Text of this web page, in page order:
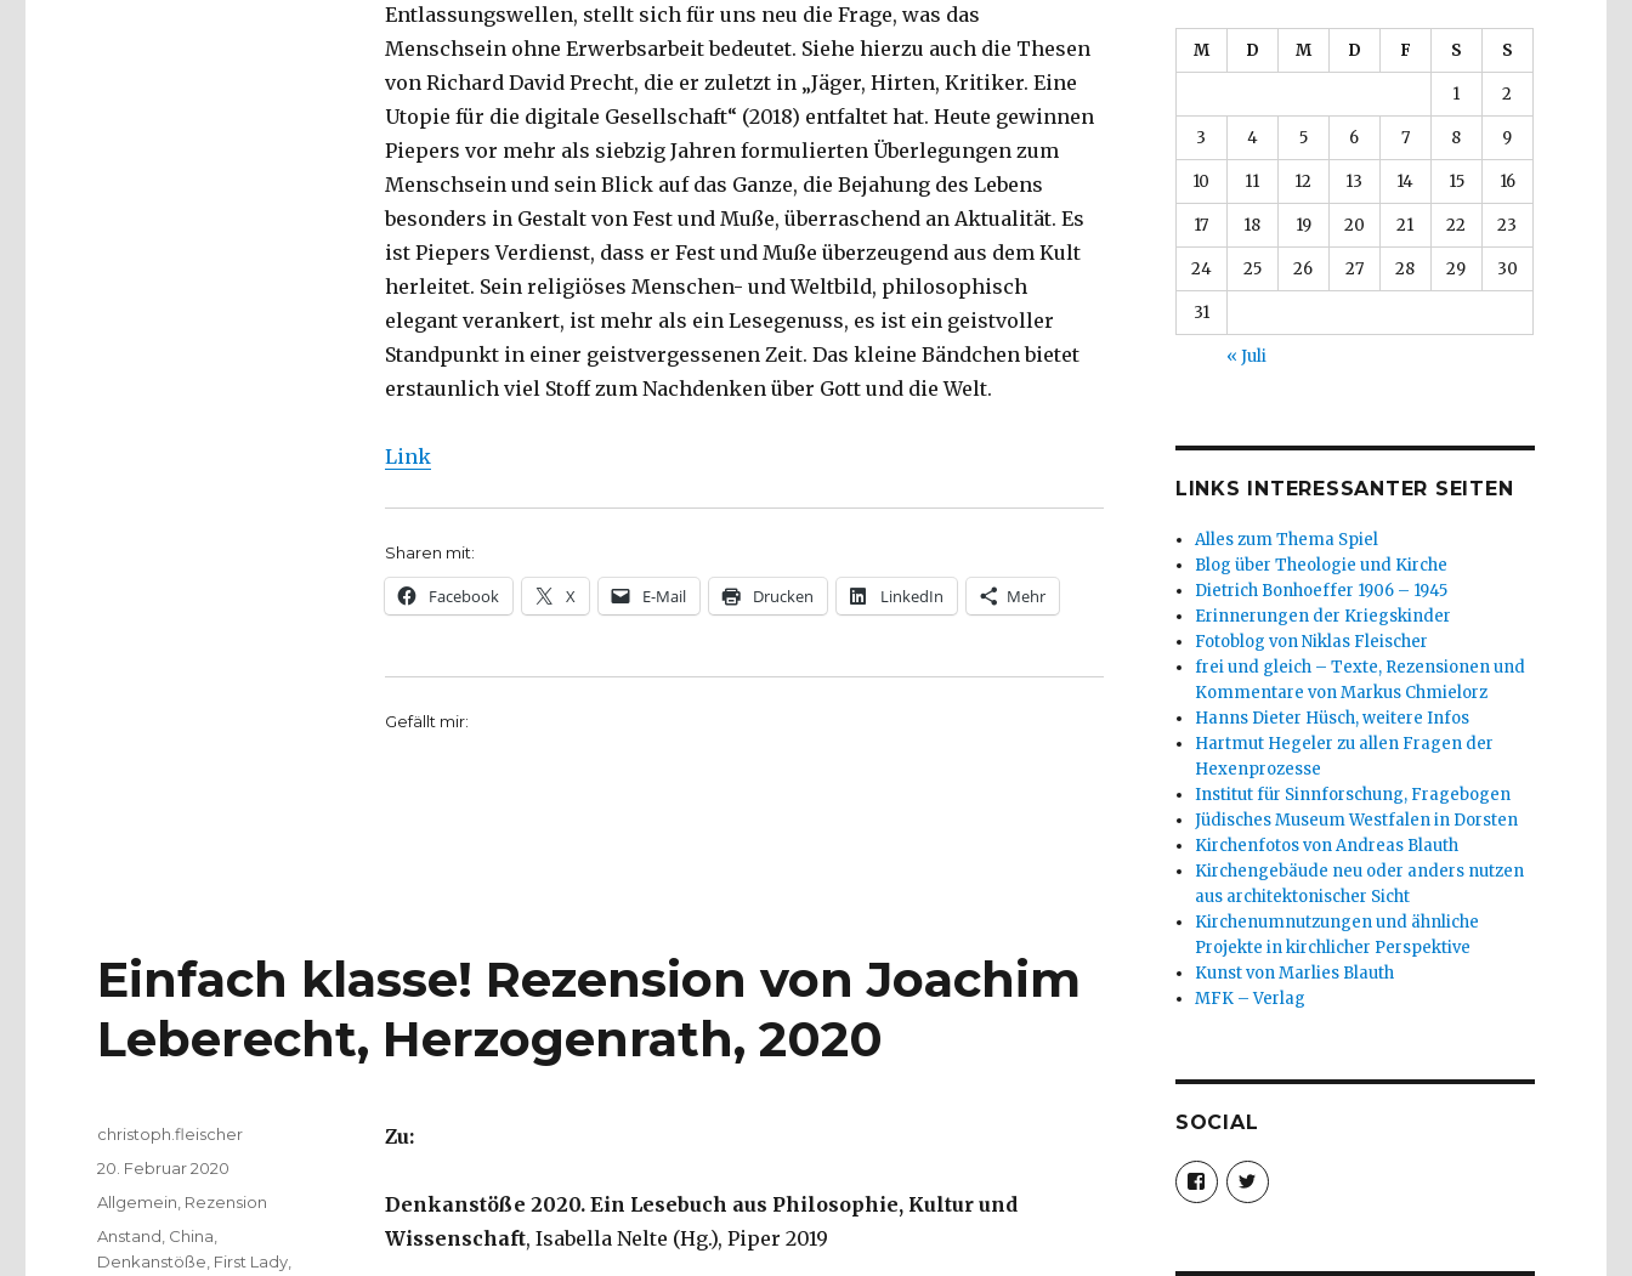
Entlassungswellen, stellt sich für uns neu die Frage, was das
Menschsein ohne Erwerbsarbeit bedeutet. Siehe hierzu auch die Thesen
von Richard David Precht, die er zuletzt in „Jäger, Hirten, Kritiker. Eine
Utopie für die digitale Gesellschaft“ (2018) entfaltet hat. Heute gewinnen
Piepers vor mehr als siebzig Jahren formulierten Überlegungen zum
Menschsein und sein Blick auf das Ganze, die Bejahung des Lebens
besonders in Gestalt von Fest und Muße, überraschend an Aktualität. Es
ist Piepers Verdienst, dass er Fest und Muße überzeugend aus dem Kult
herleitet. Sein religiöses Menschen- und Weltbild, philosophisch
elegant verankert, ist mehr als ein Lesegenuss, es ist ein geistvoller
Standpunkt in einer geistvergessenen Zeit. Das kleine Bändchen bietet
erstaunlich viel Stoff zum Nachdenken über Gott und die Welt.
Link
Sharen mit:
Facebook X E-Mail Drucken LinkedIn Mehr
Gefällt mir:
Einfach klasse! Rezension von Joachim
Leberecht, Herzogenrath, 2020
Zu:
Denkanstöße 2020. Ein Lesebuch aus Philosophie, Kultur und
Wissenschaft, Isabella Nelte (Hg.), Piper 2019
Autor
christoph.fleischer
Veröffentlicht
am
20. Februar 2020
Kategorien
Allgemein, Rezension
Schlagwörter
Anstand, China,
Denkanstöße, First Lady,
M D M D F S S
1 2
3 4 5 6 7 8 9
10 11 12 13 14 15 16
17 18 19 20 21 22 23
24 25 26 27 28 29 30
31
« Juli
LINKS INTERESSANTER SEITEN
Alles zum Thema Spiel
Blog über Theologie und Kirche
Dietrich Bonhoeffer 1906 – 1945
Erinnerungen der Kriegskinder
Fotoblog von Niklas Fleischer
frei und gleich – Texte, Rezensionen und
Kommentare von Markus Chmielorz
Hanns Dieter Hüsch, weitere Infos
Hartmut Hegeler zu allen Fragen der
Hexenprozesse
Institut für Sinnforschung, Fragebogen
Jüdisches Museum Westfalen in Dorsten
Kirchenfotos von Andreas Blauth
Kirchengebäude neu oder anders nutzen
aus architektonischer Sicht
Kirchenumnutzungen und ähnliche
Projekte in kirchlicher Perspektive
Kunst von Marlies Blauth
MFK – Verlag
SOCIAL
Profil
von
christoph.fleischer1
anzeigen
Profil
von
anzeigen